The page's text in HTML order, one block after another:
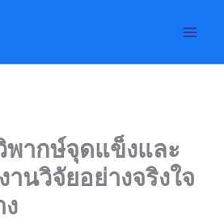
พากษ์จุดแข็งและ
นวิจัยอย่างจริงใจ